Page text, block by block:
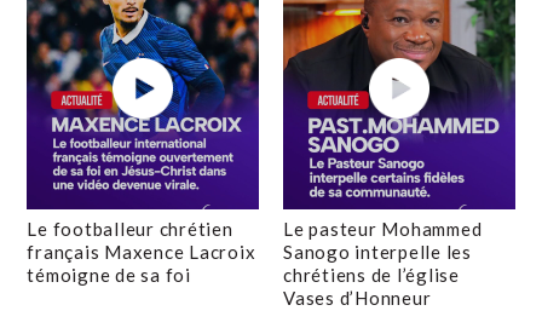
Le footballeur chrétien
français Maxence Lacroix
témoigne de sa foi
Le pasteur Mohammed
Sanogo interpelle les
chrétiens de l’église
Vases d’Honneur